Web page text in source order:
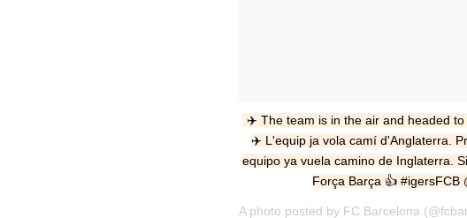
✈️ The team is in the air and headed
✈️ L'equip ja vola camí d'Anglaterra.
equipo ya vuela camino de Inglaterra.
Força Barça 👍 #igersFCB